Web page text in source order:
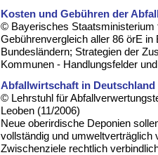
Kosten und Gebühren der
© Bayerisches Staatsministerium
Gebührenvergleich aller 86 örE in
Bundesländern; Strategien der
Kommunen - Handlungsfelder
Abfallwirtschaft in Deutschland
© Lehrstuhl für
Leoben (11/2006)
Neue oberirdische Deponien
vollständig und umweltverträglich
Zwischenziele rechtlich